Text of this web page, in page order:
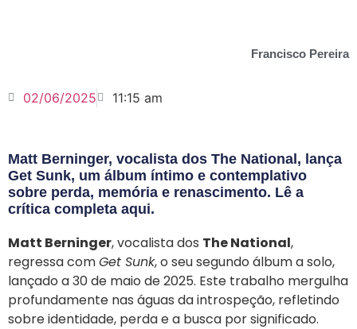
Francisco Pereira
02/06/2025 11:15 am
Matt Berninger, vocalista dos The National, lança
Get Sunk, um álbum íntimo e contemplativo
sobre perda, memória e renascimento. Lê a
crítica completa aqui.
Matt Berninger, vocalista dos The National,
regressa comGet Sunk, o seu segundo álbum a solo,
lançado a 30 de maio de 2025. Este trabalho mergulha
profundamente nas águas da introspeção, refletindo
sobre identidade, perda e a busca por significado.